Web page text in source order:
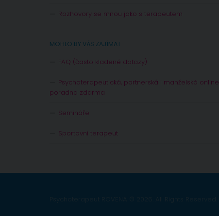
Rozhovory se mnou jako s terapeutem
MOHLO BY VÁS ZAJÍMAT
FAQ (často kladené dotazy)
Psychoterapeutická, partnerská i manželská online
poradna zdarma
Semináře
Sportovní terapeut